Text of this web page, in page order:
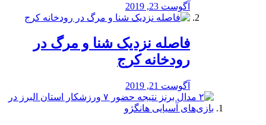
آگوست 23, 2019
️فاصله نزدیک شنا و مرگ در
رودخانه کرج
آگوست 21, 2019